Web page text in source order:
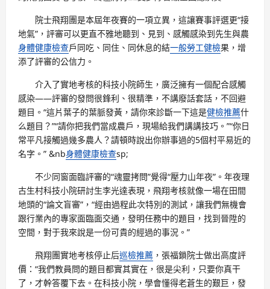
院士飛翔團是本屆年夜賽的一項立異，這讓賽事評選更“接
地氣”，評審可以更直不雅地聽到、見到、感觸感染到先生與農
身體健康檢查戶同吃、同住、同休息的結一般勞工健檢果，增
添了評審的公信力。
介入了實地考核的科技小院師生，廣泛擁有一個配合感觸
感染——評審的發問很鋒利、很精準，不講廢話套話，不回避
題目。“這片葉子的葉脈發黃，請你來診斷一下這是健檢推薦什
么題目？”“請你把我們當成農戶，現場給我們講講技巧。”“你日
常平凡接觸過幾多農人？請頓時說出你辦事過的5個村平易近的
名字。” &nb身體健康檢查sp;
不少同窗面臨評審的“魂靈拷問”覺得“壓力山年夜”。年夜理
古生村科技小院研討生李光達表現，飛翔考核就像一場在田間
地頭的“論文盲審”，“經由過程此次特別的測試，讓我們無機會
跟行業內的專家面臨面交通，發明任務中的題目，找到晉陞的
空間，對于我來說是一份可貴的經過的事況。”
飛翔團實地考核停止后巡檢推薦 ，張福鎖院士做出高度評
價：“我們教員問的題目都實其實在，很是尖利，只要你真干
了，才幹答覆下去。在科技小院，學會懂得老蒼生的艱巨，發